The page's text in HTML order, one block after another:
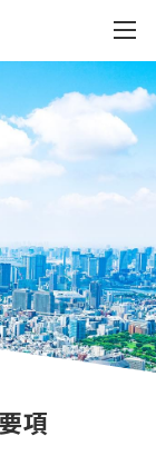
項